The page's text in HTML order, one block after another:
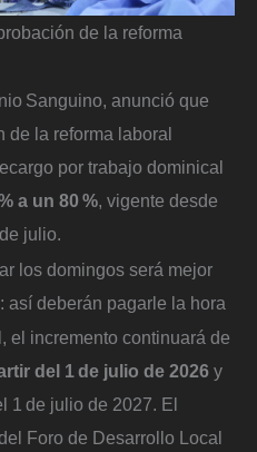
de la reforma
Sanguino, anunció que
de la reforma laboral
por trabajo dominical
a un 80 %, vigente desde
julio.
los domingos será mejor
así deberán pagarle la hora
el incremento continuará de
del 1 de julio de 2026 y
1 de julio de 2027. El
Foro de Desarrollo Local